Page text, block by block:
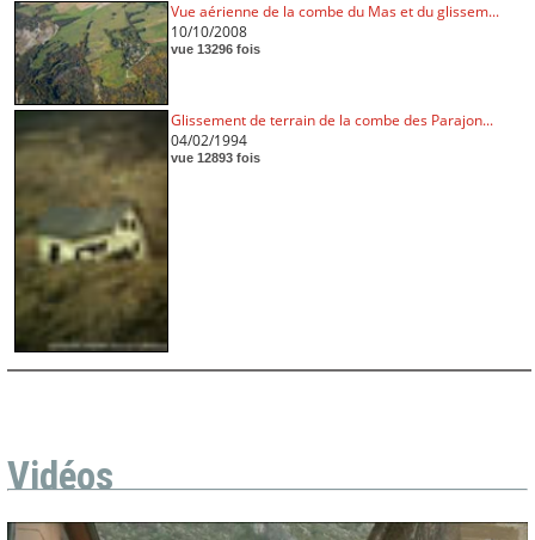
Vue aérienne de la combe du Mas et du glissem...
10/10/2008
vue 13296 fois
Glissement de terrain de la combe des Parajon...
04/02/1994
vue 12893 fois
Vidéos